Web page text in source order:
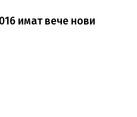
имат вече нови